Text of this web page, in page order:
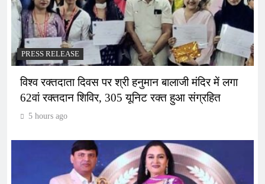
PRESS RELEASE
विश्व रक्तदाता दिवस पर श्री हनुमान बालाजी मंदिर में लगा
62वां रक्तदान शिविर, 305 यूनिट रक्त हुआ संग्रहित
5 hours ago